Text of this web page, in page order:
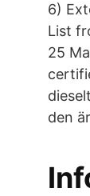
6)
List
25
den